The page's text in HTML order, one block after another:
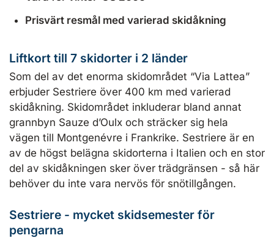
Prisvärt resmål med varierad skidåkning
Liftkort till 7 skidorter i 2 länder
Som del av det enorma skidområdet “Via Lattea”
erbjuder Sestriere över 400 km med varierad
skidåkning. Skidområdet inkluderar bland annat
grannbyn Sauze d’Oulx och sträcker sig hela
vägen till Montgenévre i Frankrike. Sestriere är en
av de högst belägna skidorterna i Italien och en stor
del av skidåkningen sker över trädgränsen - så här
behöver du inte vara nervös för snötillgången.
Sestriere - mycket skidsemester för
pengarna